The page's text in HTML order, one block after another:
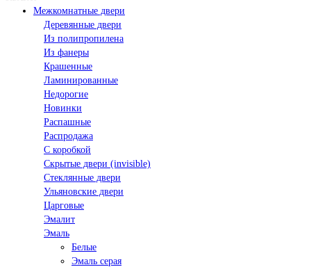
Межкомнатные двери
Деревянные двери
Из полипропилена
Из фанеры
Крашенные
Ламинированные
Недорогие
Новинки
Распашные
Распродажа
С коробкой
Скрытые двери (invisible)
Стеклянные двери
Ульяновские двери
Царговые
Эмалит
Эмаль
Белые
Эмаль серая